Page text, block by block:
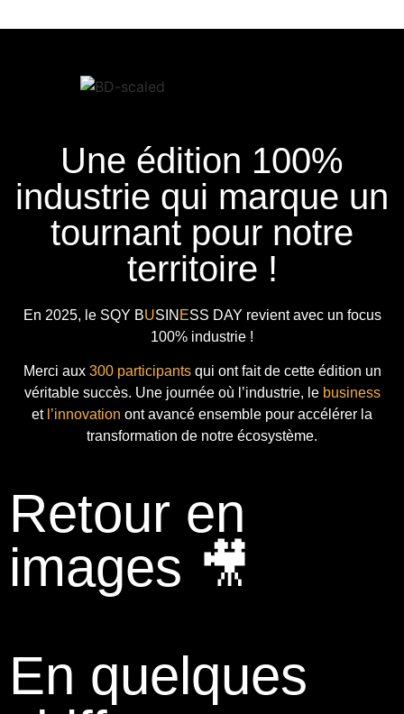
Une édition 100%
industrie qui marque un
tournant pour notre
territoire !
En 2025, le SQY BUSIN ESS DAY revient avec un focus
100% industrie !
Merci aux 300 participantsqui ont fait de cette édition un
véritable succès. Une journée où l’industrie, le business
et l’innovation ont avancé ensemble pour accélérer la
transformation de notre écosystème.
Retour en
images 🎥
En quelques